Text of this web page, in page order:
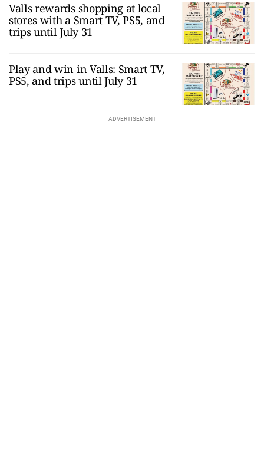
Valls rewards shopping at local
stores with a Smart TV, PS5, and
trips until July 31
Play and win in Valls: Smart TV,
PS5, and trips until July 31